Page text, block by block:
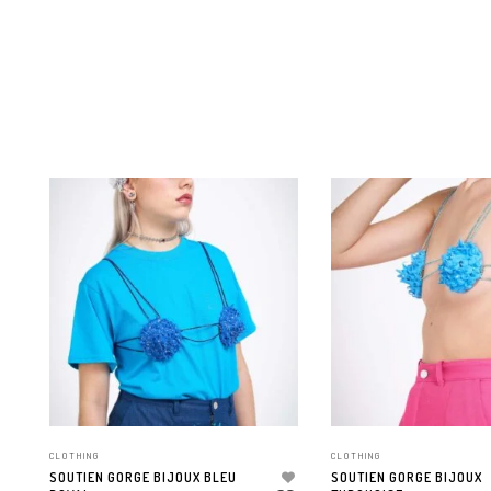
CLOTHING
SOUTIEN GORGE BIJOUX BLEU
CLOTHING
SOUTIEN GORGE BIJOUX